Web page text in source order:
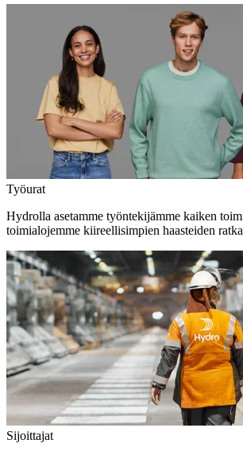
Työurat
Hydrolla asetamme työntekijämme kaiken
toimialojemme kiireellisimpien haasteiden
Sijoittajat